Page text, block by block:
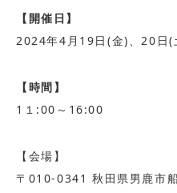
【開催日】
2024年4月19日(金)、20日(
【時間】
1１:00～16:00
【会場】
〒010-0341 秋田県男鹿市